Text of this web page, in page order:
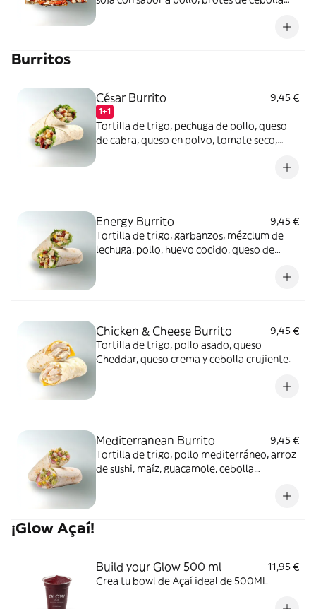
Burritos
César Burrito
1+1
9,45 €
Tortilla de trigo, pechuga de pollo, queso
de cabra, queso en polvo, tomate seco,
Energy Burrito
9,45 €
Tortilla de trigo, garbanzos, mézclum de
lechuga, pollo, huevo cocido, queso de
Chicken & Cheese Burrito
9,45 €
Tortilla de trigo, pollo asado, queso
Cheddar, queso crema y cebolla crujiente.
Mediterranean Burrito
9,45 €
Tortilla de trigo, pollo mediterráneo, arroz
de sushi, maíz, guacamole, cebolla
¡Glow Açaí!
Build your Glow 500 ml
11,95 €
Crea tu bowl de Açaí ideal de 500ML